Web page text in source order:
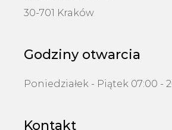
30-701 Kraków
Godziny otwarcia
Poniedziałek - Piątek 07:00 -
Kontakt